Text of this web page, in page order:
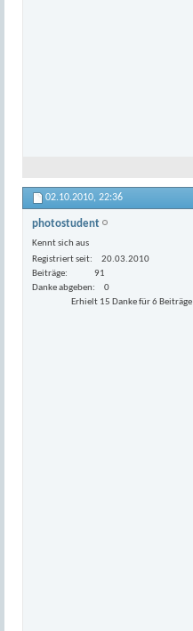
02.10.2010, 22:36
photostudent
Kennt sich aus
Registriert seit
20.03.2010
Beiträge
91
Danke abgeben
0
Erhielt 15 Danke für 6 Beiträge